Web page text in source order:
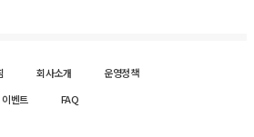
회사소개
운영정책
이벤트 FAQ